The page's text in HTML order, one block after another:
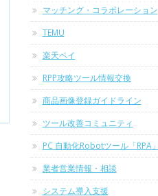
マッチング・コラボレーション
TEMU
楽天ペイ
RPP攻略ツール情報交換
商品画像登録ガイドライン
ツール改善コミュニティ
PC 自動化Robotツール「RPA」
業者営業情報・相談
システム導入支援